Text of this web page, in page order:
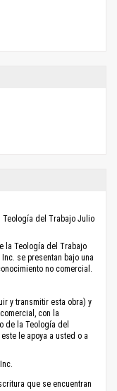
Teología del Trabajo Julio
la Teología del Trabajo
se presentan bajo una
no comercial.
y transmitir esta obra) y
con la
de la Teología del
le apoya a usted o a
que se encuentran